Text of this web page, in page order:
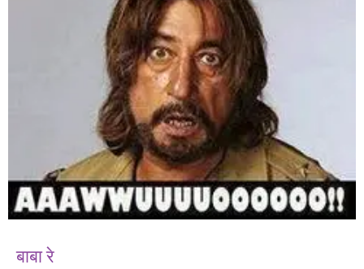
बाबा रे